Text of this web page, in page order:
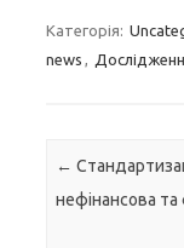
Категорія:
news ,
Навігація по
←
нефінансова та